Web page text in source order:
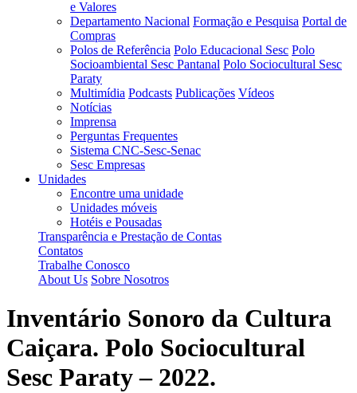
e Valores
Departamento Nacional Formação e Pesquisa Portal de
Compras
Polos de Referência Polo Educacional Sesc Polo
Socioambiental Sesc Pantanal Polo Sociocultural Sesc
Paraty
Multimídia Podcasts Publicações Vídeos
Notícias
Imprensa
Perguntas Frequentes
Sistema CNC-Sesc-Senac
Sesc Empresas
Unidades
Encontre uma unidade
Unidades móveis
Hotéis e Pousadas
Transparência e Prestação de Contas
Contatos
Trabalhe Conosco
About Us Sobre Nosotros
Inventário Sonoro da Cultura
Caiçara. Polo Sociocultural
Sesc Paraty – 2022.